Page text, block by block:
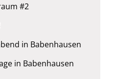
#2
in Babenhausen
in Babenhausen